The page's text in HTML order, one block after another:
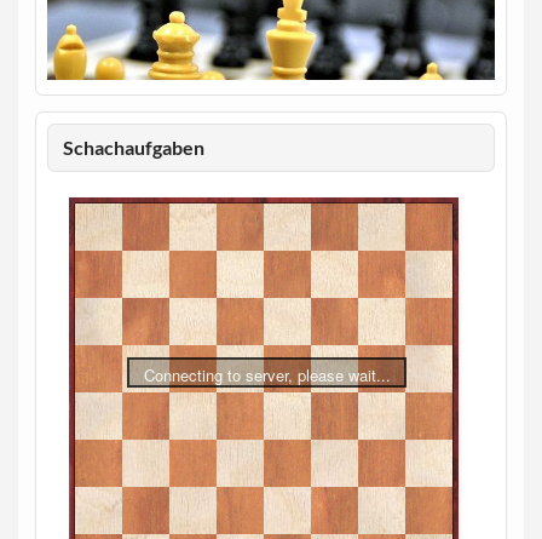
Schachaufgaben